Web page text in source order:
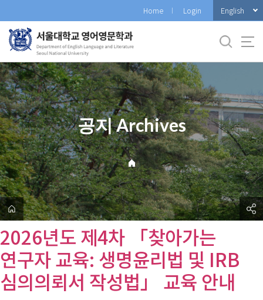
로
메
뉴
Home Login English
공지 Archives
2026년도 제4차 「찾아가는
연구자 교육: 생명윤리법 및 IRB
심의의뢰서 작성법」 교육 안내